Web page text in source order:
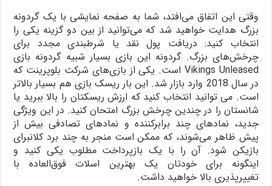
وقتی این اتفاق می‌افتد، شما به صفحه نمایشی با یک گردونه
بزرگ هدایت خواهید شد که می‌توانید از بین دو گزینه یکی را
انتخاب کنید: دریافت پول نقد یا شرطبندی مجدد برای
چرخش‌های بزرگ. گردونه این بازی بسیار شبیه گردونه بازی
Vikings Unleased است. یکی از بازی‌های شرکت بلوپرینت که
در سال 2018 وارد بازار شد. این بار ریسک بازی هم بسیار بالاتر
است. می توانید انتخاب کنید که ارزش ریسکتان را بالا ببرید یا
شانستان را در چندین چرخش بزرگ امتحان کنید. در این ویژگی
جدید، نمادهای چند برابرکننده و نمادهای تصادفی بیش از
پیش ظاهر می‌شوند، که ممکن است منجر به چند برد کلانبرای
بازیکن شود. آن را با یک بازپرداخت مطلوب یکی کنید و
اینگونه برای خودتان یک بهترین اسلات‌ فوق‌العاده با
تغییرپذیری بالا خواهید داشت.